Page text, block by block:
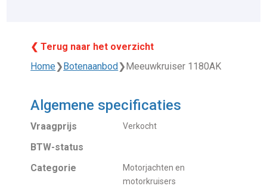
❮ Terug naar het overzicht
Home❯ Botenaanbod ❯ Meeuwkruiser 1180AK
Algemene specificaties
Vraagprijs Verkocht
BTW-status
Categorie
Motorjachten en
motorkruisers